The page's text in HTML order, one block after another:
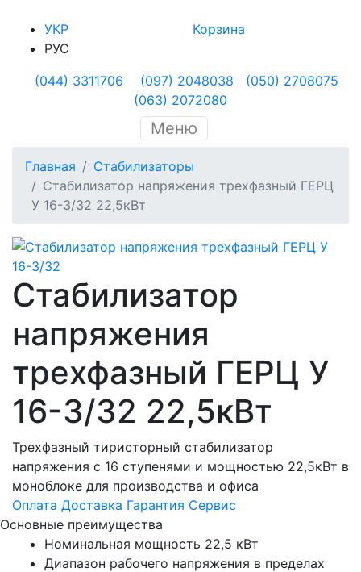
УКР
РУС
Корзина
(044) 3311706 (097) 2048038
(050) 2708075
(063) 2072080
Меню
Главная
Стабилизаторы
Стабилизатор напряжения трехфазный ГЕРЦ
У 16-3/32 22,5кВт
Стабилизатор
напряжения
трехфазный ГЕРЦ У
16-3/32 22,5кВт
Трехфазный тиристорный стабилизатор
напряжения c 16 ступенями и мощностью 22,5кВт в
моноблоке для производства и офиса
Оплата Доставка Гарантия Сервис
Основные преимущества
Номинальная мощность 22,5 кВт
Диапазон рабочего напряжения в пределах